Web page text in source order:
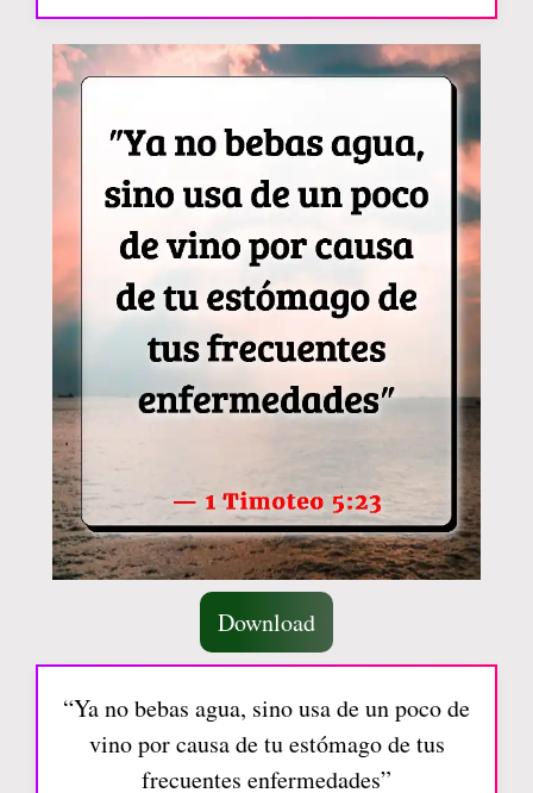
Download
“Ya no bebas agua, sino usa de un poco de
vino por causa de tu estómago de tus
frecuentes enfermedades”